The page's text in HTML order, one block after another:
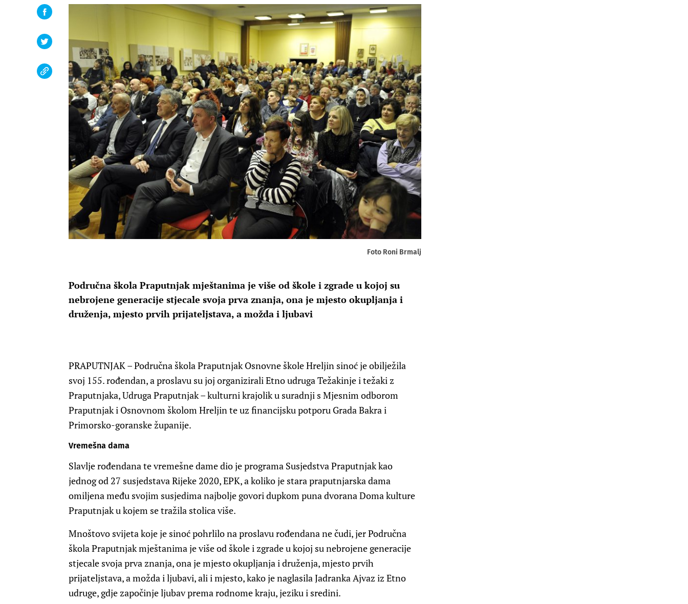
Foto Roni Brmalj
Područna škola Praputnjak mještanima je više od škole i zgrade u kojoj su
nebrojene generacije stjecale svoja prva znanja, ona je mjesto okupljanja i
druženja, mjesto prvih prijateljstava, a možda i ljubavi
PRAPUTNJAK– Područna škola Praputnjak Osnovne škole Hreljin sinoć je obilježila
svoj 155. rođendan, a proslavu su joj organizirali Etno udruga Težakinje i težaki z
Praputnjaka, Udruga Praputnjak – kulturni krajolik u suradnji s Mjesnim odborom
Praputnjak i Osnovnom školom Hreljin te uz financijsku potporu Grada Bakra i
Primorsko-goranske županije.
Vremešna dama
Slavlje rođendana te vremešne dame dio je programa Susjedstva Praputnjak kao
jednog od 27 susjedstava Rijeke 2020, EPK, a koliko je stara praputnjarska dama
omiljena među svojim susjedima najbolje govori dupkom puna dvorana Doma kulture
Praputnjak u kojem se tražila stolica više.
Mnoštovo svijeta koje je sinoć pohrlilo na proslavu rođendana ne čudi, jer Područna
škola Praputnjak mještanima je više od škole i zgrade u kojoj su nebrojene generacije
stjecale svoja prva znanja, ona je mjesto okupljanja i druženja, mjesto prvih
prijateljstava, a možda i ljubavi, ali i mjesto, kako je naglasila Jadranka Ajvaz iz Etno
udruge, gdje započinje ljubav prema rodnome kraju, jeziku i sredini.